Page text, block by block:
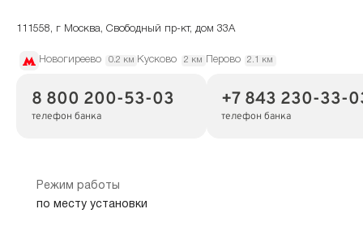
111558, г Москва, Свободный пр-кт, дом 33А
Новогиреево 0.2 км Кусково 2 км Перово 2.1 км
8 800 200-53-03
телефон банка
+7 843 230-33-
телефон банка
Режим работы
по месту установки